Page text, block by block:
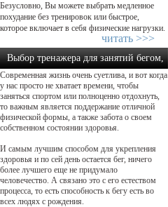
Безусловно, Вы можете выбрать медленное
похудание без тренировок или быстрое,
которое включает в себя физические нагрузки.
читать >>>
Выбор тренажера для занятий бегом,
как осуществить прав...
Современная жизнь очень суетлива, и вот когда
у нас просто не хватает времени, чтобы
заняться спортом или полноценно отдохнуть,
то важным является поддержание отличной
физической формы, а также забота о своем
собственном состоянии здоровья.
И самым лучшим способом для укрепления
здоровья и по сей день остается бег, ничего
более лучшего еще не придумало
человечество. А связано это с его естеством
процесса, то есть способность к бегу есть во
всех людях с рождения.